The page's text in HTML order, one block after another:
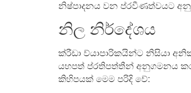
නිෂ්පාදනය වන ප්රවීණත්වයට
නිල නිර්දේශය
ක්රීඩා ව්යාපාරිකයින්ට නිසියා
යහපත් ප්රතිපත්තීන් අනුගමනය
කිහිපයක් මෙම පරිදි වේ: